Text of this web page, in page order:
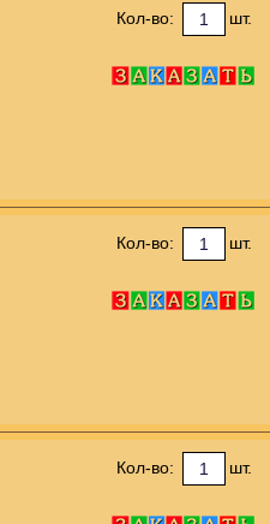
Кол-во: шт.
Кол-во: шт.
Кол-во: шт.